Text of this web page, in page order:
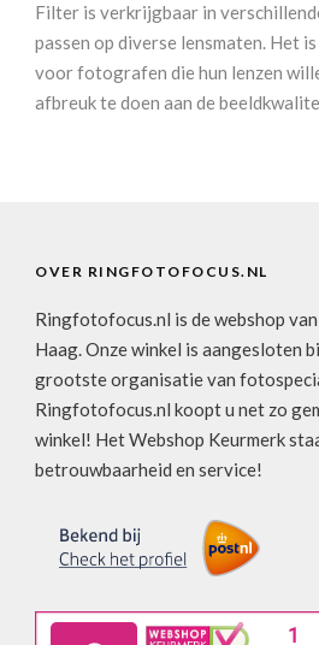
Filter is verkrijgbaar in
passen op diverse lensmaten. Het
voor fotografen die hun lenzen
afbreuk te doen aan de
OVER RINGFOTOFOCUS.NL
Ringfotofocus.nl is de webshop
Haag. Onze winkel is aangesloten
grootste organisatie van
Ringfotofocus.nl koopt u net zo
winkel! Het Webshop Keurmerk
betrouwbaarheid en service!